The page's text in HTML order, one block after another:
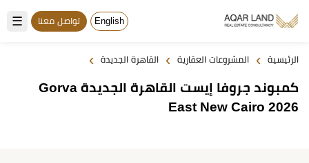
☰ English تواصل معنا
الرئيسية › المشروعات العقارية › القاهرة الجديدة ›
كمبوند جروفا إيست القاهرة الجديدة Gorva
East New Cairo 2026